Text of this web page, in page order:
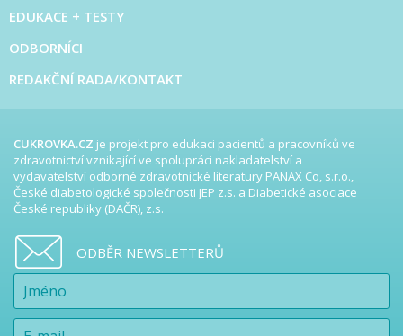
EDUKACE + TESTY
ODBORNÍCI
REDAKČNÍ RADA/KONTAKT
CUKROVKA.CZ je projekt pro edukaci pacientů a pracovníků ve
zdravotnictví vznikající ve spolupráci nakladatelství a
vydavatelství odborné zdravotnické literatury PANAX Co, s.r.o.,
České diabetologické společnosti JEP z.s. a Diabetické asociace
České republiky (DAČR), z.s.
ODBĚR NEWSLETTERŮ